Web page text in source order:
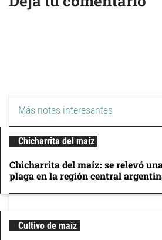
Más notas interesantes
Chicharrita del maíz
Chicharrita del maíz: se relevó
plaga en la región central
Cultivo de maíz